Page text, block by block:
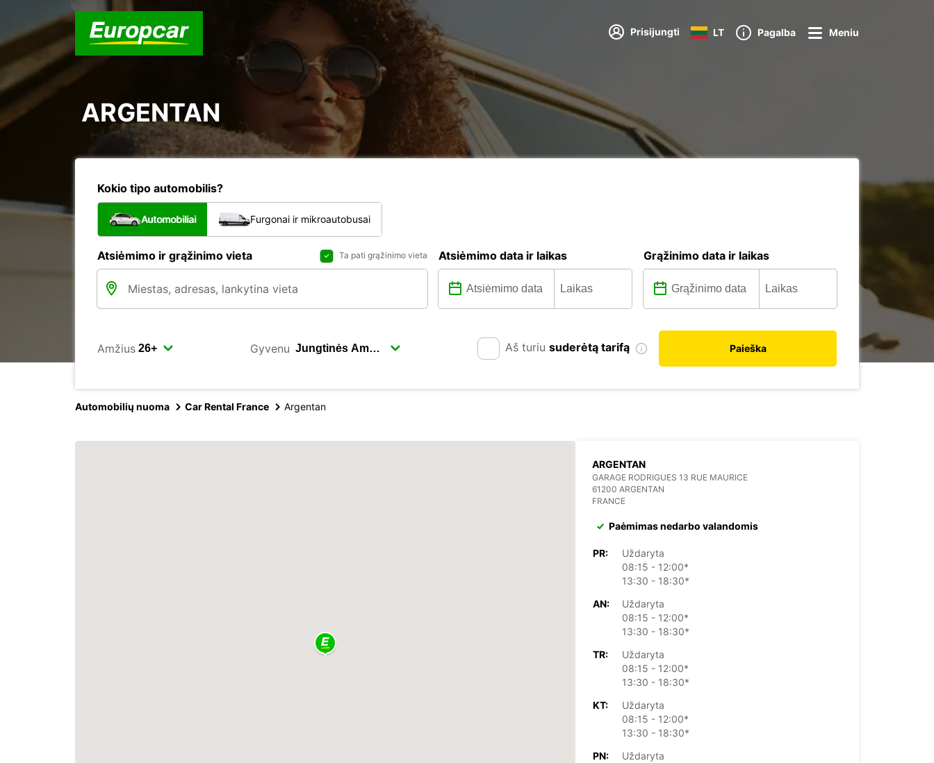
Prisijungti LT Pagalba Meniu
ARGENTAN
Kokio tipo automobilis?
Automobiliai Furgonai ir mikroautobusai
Atsiėmimo ir grąžinimo vieta Ta pati grąžinimo vieta Atsiėmimo data ir laikas Grąžinimo data ir laikas
Amžius Gyvenu Aš turiu suderėtą tarifą Paieška
Automobilių nuoma Car Rental France Argentan
ARGENTAN
GARAGE RODRIGUES 13 RUE MAURICE
61200 ARGENTAN
FRANCE
Paėmimas nedarbo valandomis
PR:
Uždaryta
08:15 - 12:00*
13:30 - 18:30*
AN:
Uždaryta
08:15 - 12:00*
13:30 - 18:30*
TR:
Uždaryta
08:15 - 12:00*
13:30 - 18:30*
KT:
Uždaryta
08:15 - 12:00*
13:30 - 18:30*
PN:
Uždaryta